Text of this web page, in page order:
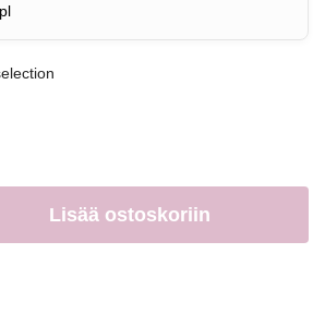
Lisää ostoskoriin